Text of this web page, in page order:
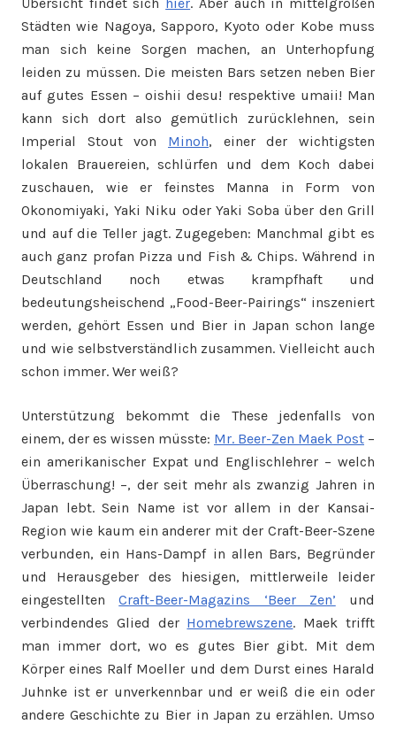
Städten wie Nagoya, Sapporo, Kyoto oder Kobe muss
man sich keine Sorgen machen, an Unterhopfung
leiden zu müssen. Die meisten Bars setzen neben Bier
auf gutes Essen – oishii desu! respektive umaii! Man
kann sich dort also gemütlich zurücklehnen, sein
Imperial Stout von Minoh, einer der wichtigsten
lokalen Brauereien, schlürfen und dem Koch dabei
zuschauen, wie er feinstes Manna in Form von
Okonomiyaki, Yaki Niku oder Yaki Soba über den Grill
und auf die Teller jagt. Zugegeben: Manchmal gibt es
auch ganz profan Pizza und Fish & Chips. Während in
Deutschland noch etwas krampfhaft und
bedeutungsheischend „Food-Beer-Pairings“ inszeniert
werden, gehört Essen und Bier in Japan schon lange
und wie selbstverständlich zusammen. Vielleicht auch
schon immer. Wer weiß?
Unterstützung bekommt die These jedenfalls von
einem, der es wissen müsste: Mr. Beer-Zen Maek Post –
ein amerikanischer Expat und Englischlehrer – welch
Überraschung! –, der seit mehr als zwanzig Jahren in
Japan lebt. Sein Name ist vor allem in der Kansai-
Region wie kaum ein anderer mit der Craft-Beer-Szene
verbunden, ein Hans-Dampf in allen Bars, Begründer
und Herausgeber des hiesigen, mittlerweile leider
eingestelltenCraft-Beer-Magazins ‘Beer Zen’ und
verbindendes Glied der Homebrewszene. Maek trifft
man immer dort, wo es gutes Bier gibt. Mit dem
Körper eines Ralf Moeller und dem Durst eines Harald
Juhnke ist er unverkennbar und er weiß die ein oder
andere Geschichte zu Bier in Japan zu erzählen. Umso